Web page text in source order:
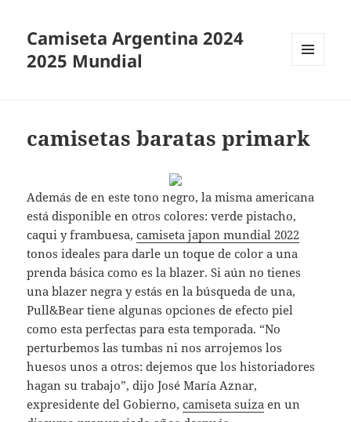
Camiseta Argentina 2024
2025 Mundial
camisetas baratas primark
Además de en este tono negro, la misma americana
está disponible en otros colores: verde pistacho,
caqui y frambuesa,camiseta japon mundial 2022
tonos ideales para darle un toque de color a una
prenda básica como es la blazer. Si aún no tienes
una blazer negra y estás en la búsqueda de una,
Pull&Bear tiene algunas opciones de efecto piel
como esta perfectas para esta temporada. “No
perturbemos las tumbas ni nos arrojemos los
huesos unos a otros: dejemos que los historiadores
hagan su trabajo”, dijo José María Aznar,
expresidente del Gobierno,camiseta suiza en un